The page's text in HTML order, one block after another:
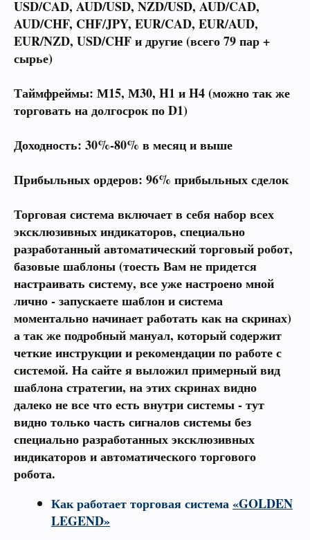
USD/CAD, AUD/USD, NZD/USD, AUD/CAD,
AUD/CHF, CHF/JPY, EUR/CAD, EUR/AUD,
EUR/NZD, USD/CHF и другие (всего 79 пар +
сырье)
Таймфреймы: М15, М30, H1 и H4 (можно так же
торговать на долгосрок по D1)
Доходность: 30%-80% в месяц и выше
Прибыльных ордеров: 96% прибыльных сделок
Торговая система включает в себя набор всех
эксклюзивных индикаторов, специально
разработанный автоматический торговый робот,
базовые шаблоны (тоесть Вам не придется
настраивать систему, все уже настроено мной
лично - запускаете шаблон и система
моментально начинает работать как на скринах)
а так же подробный мануал, который содержит
четкие инструкции и рекомендации по работе с
системой. На сайте я выложил примерный вид
шаблона стратегии, на этих скринах видно
далеко не все что есть внутри системы - тут
видно только часть сигналов системы без
специально разработанных эксклюзивных
индикаторов и автоматического торгового
робота.
Как работает торговая система«GOLDEN
LEGEND»